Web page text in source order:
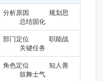
分析原因
规划思
总结固化
部门定位
职能战
关键任务
角色定位
知人善
鼓舞士气